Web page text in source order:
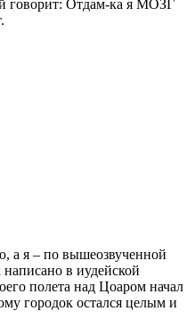
говорит: Отдам-ка я МОЗГ
а я – по вышеозвученной
в иудейской
полета над Цоаром начал
городок остался целым и